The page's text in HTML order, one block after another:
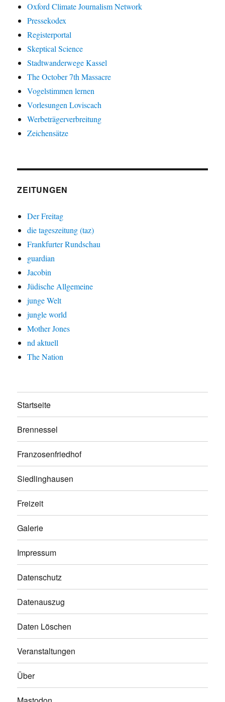
Oxford Climate Journalism Network
Pressekodex
Registerportal
Skeptical Science
Stadtwanderwege Kassel
The October 7th Massacre
Vogelstimmen lernen
Vorlesungen Loviscach
Werbeträgerverbreitung
Zeichensätze
ZEITUNGEN
Der Freitag
die tageszeitung (taz)
Frankfurter Rundschau
guardian
Jacobin
Jüdische Allgemeine
junge Welt
jungle world
Mother Jones
nd aktuell
The Nation
Startseite
Brennessel
Franzosenfriedhof
Siedlinghausen
Freizeit
Galerie
Impressum
Datenschutz
Datenauszug
Daten Löschen
Veranstaltungen
Über